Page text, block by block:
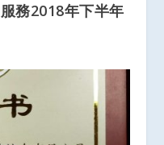
務2018年下半年